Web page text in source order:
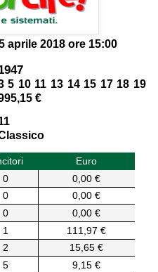
aprile 2018 ore 15:00
5 10 11 13 14 15 17 18 19
€
Euro
0
0,00 €
0
0,00 €
0
0,00 €
1
111,97 €
2
15,65 €
5
9,15 €